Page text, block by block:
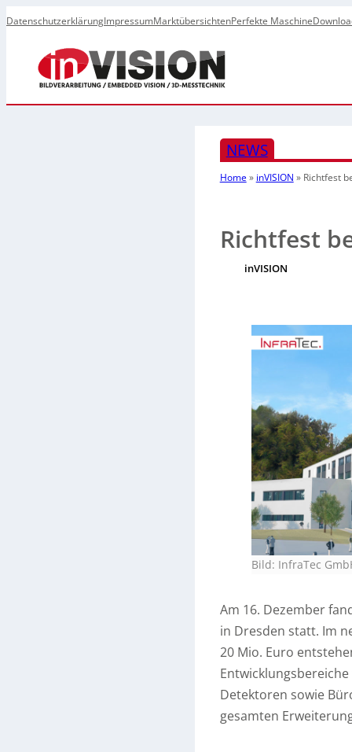
DatenschutzerklärungImpressumMarktübersichtenPerfekte Maschine
NEWS
Home» inVISION » Richtfest
Richtfest
inVISION
Bild: InfraTec
Am 16. Dezember
in Dresden statt. Im
20 Mio. Euro
Detektoren sowie
gesamten